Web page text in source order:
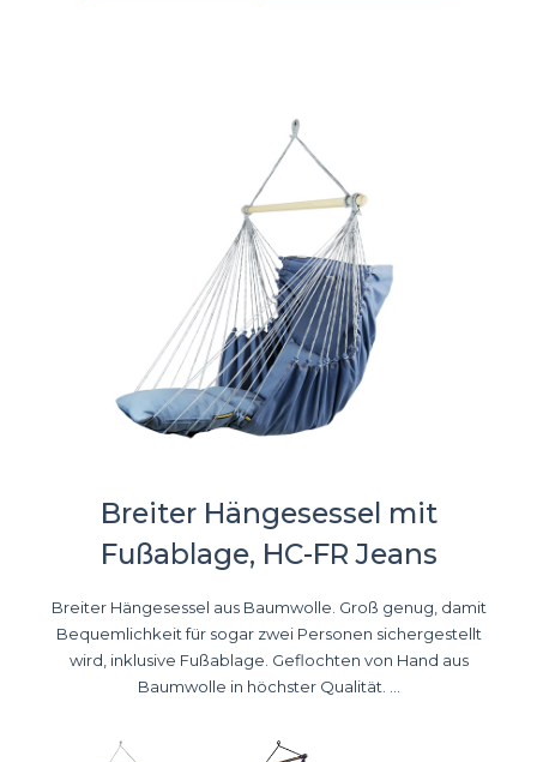
Breiter Hängesessel mit
Fußablage, HC-FR Jeans
Breiter Hängesessel aus Baumwolle. Groß genug, damit
Bequemlichkeit für sogar zwei Personen sichergestellt
wird, inklusive Fußablage. Geflochten von Hand aus
Baumwolle in höchster Qualität. ...